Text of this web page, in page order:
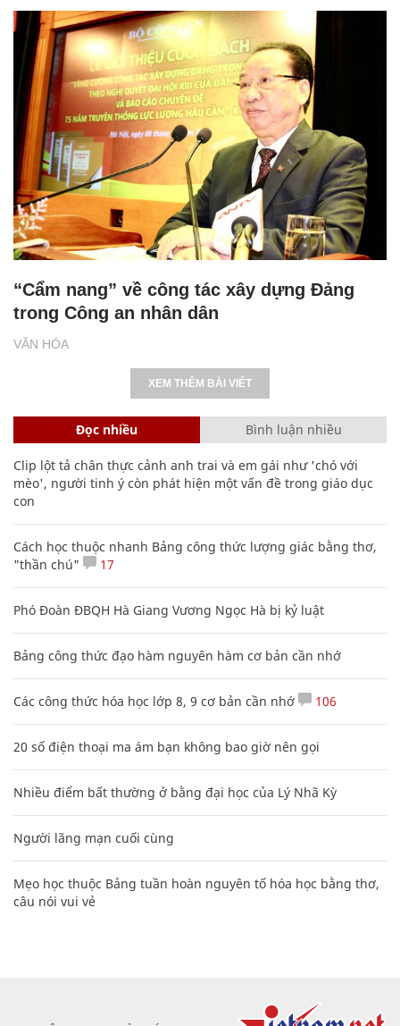
VĂN HÓA
“Cẩm nang” về công tác xây dựng Đảng
trong Công an nhân dân
XEM THÊM BÀI VIẾT
Đọc nhiều Bình luận nhiều
Clip lột tả chân thực cảnh anh trai và em gái như 'chó với
mèo', người tinh ý còn phát hiện một vấn đề trong giáo dục
con
Cách học thuộc nhanh Bảng công thức lượng giác bằng thơ,
"thần chú"
17
Phó Đoàn ĐBQH Hà Giang Vương Ngọc Hà bị kỷ luật
Bảng công thức đạo hàm nguyên hàm cơ bản cần nhớ
Các công thức hóa học lớp 8, 9 cơ bản cần nhớ 106
20 số điện thoại ma ám bạn không bao giờ nên gọi
Nhiều điểm bất thường ở bằng đại học của Lý Nhã Kỳ
Người lãng mạn cuối cùng
Mẹo học thuộc Bảng tuần hoàn nguyên tố hóa học bằng thơ,
câu nói vui vẻ